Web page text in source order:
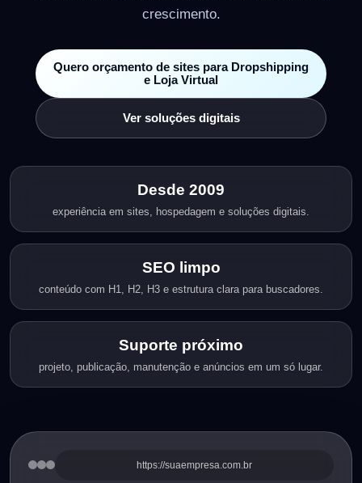
crescimento.
Quero orçamento de sites para Dropshipping
e Loja Virtual
Ver soluções digitais
Desde 2009
experiência em sites, hospedagem e soluções digitais.
SEO limpo
conteúdo com H1, H2, H3 e estrutura clara para buscadores.
Suporte próximo
projeto, publicação, manutenção e anúncios em um só lugar.
https://suaempresa.com.br